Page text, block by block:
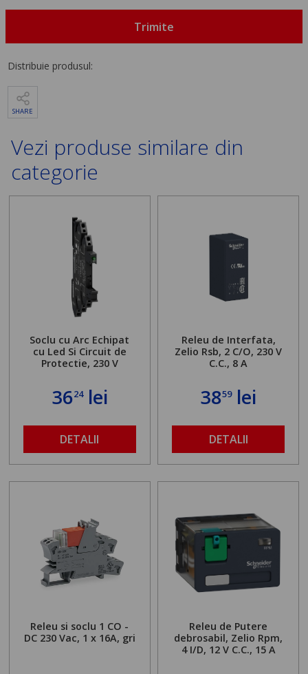
Trimite
Distribuie produsul:
SHARE
Vezi produse similare din
categorie
Soclu cu Arc Echipat
cu Led Si Circuit de
Protectie, 230 V
3624lei
DETALII
Releu de Interfata,
Zelio Rsb, 2 C/O, 230 V
C.C., 8 A
3859lei
DETALII
Releu si soclu 1 CO -
DC 230 Vac, 1 x 16A, gri
Releu de Putere
debrosabil, Zelio Rpm,
4 I/D, 12 V C.C., 15 A